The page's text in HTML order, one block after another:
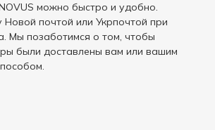
можно быстро и удобно.
Новой почтой или Укрпочтой при
Мы позаботимся о том, чтобы
были доставлены вам или вашим